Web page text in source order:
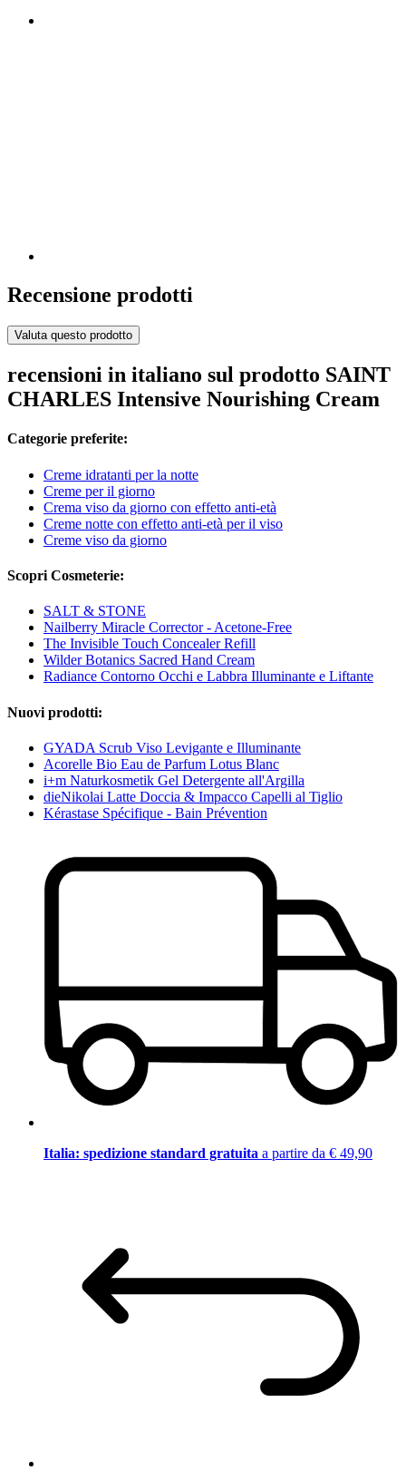
Recensione prodotti
Valuta questo prodotto
recensioni in italiano sul prodotto SAINT
CHARLES Intensive Nourishing Cream
Categorie preferite:
Creme idratanti per la notte
Creme per il giorno
Crema viso da giorno con effetto anti-età
Creme notte con effetto anti-età per il viso
Creme viso da giorno
Scopri Cosmeterie:
SALT & STONE
Nailberry Miracle Corrector - Acetone-Free
The Invisible Touch Concealer Refill
Wilder Botanics Sacred Hand Cream
Radiance Contorno Occhi e Labbra Illuminante e Liftante
Nuovi prodotti:
GYADA Scrub Viso Levigante e Illuminante
Acorelle Bio Eau de Parfum Lotus Blanc
i+m Naturkosmetik Gel Detergente all'Argilla
dieNikolai Latte Doccia & Impacco Capelli al Tiglio
Kérastase Spécifique - Bain Prévention
Italia: spedizione standard gratuita a partire da € 49,90